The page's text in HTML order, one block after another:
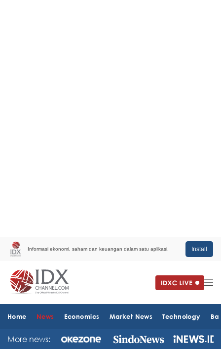
Informasi ekonomi, saham dan keuangan dalam satu aplikasi. Install
Home News Economics Market News Technology
More news: